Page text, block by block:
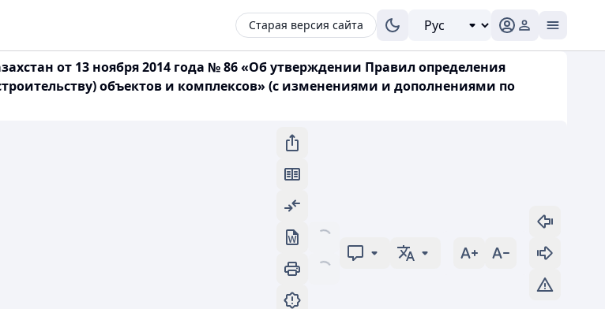
Старая версия сайта
от 13 ноября 2014 года № 86 «Об утверждении Правил определения
объектов и комплексов» (с изменениями и дополнениями по